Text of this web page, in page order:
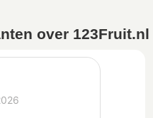
over 123Fruit.nl